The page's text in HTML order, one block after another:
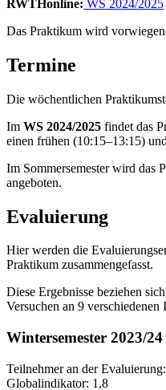
RWTHonline: WS 2024/2025
Das Praktikum wird
Termine
Die wöchentlichen
Im WS 2024/2025 findet das
einen frühen (10:15–13:15)
Im Sommersemester wird das
angeboten.
Evaluierung
Hier werden die
Praktikum zusammengefasst.
Diese Ergebnisse beziehen
Versuchen an 9 verschiedenen
Wintersemester 2023/24
Teilnehmer an der
Globalindikator: 1,8